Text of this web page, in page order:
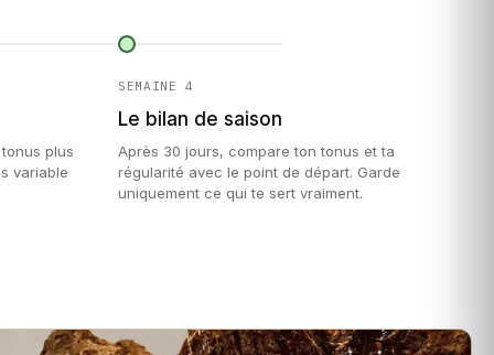
plus
variable
SEMAINE 4
Le bilan de saison
Après 30 jours, compare ton tonus et ta
régularité avec le point de départ. Garde
uniquement ce qui te sert vraiment.